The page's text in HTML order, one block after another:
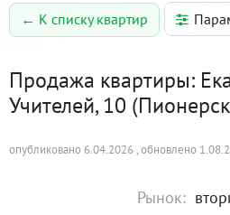
← К списку квартир
Продажа квартиры:
Учителей, 10
опубликовано 6.04.2026 , обновлено
Рынок: